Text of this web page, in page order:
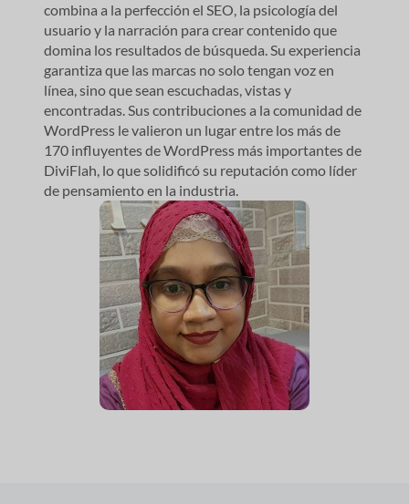
combina a la perfección el SEO, la psicología del
usuario y la narración para crear contenido que
domina los resultados de búsqueda. Su experiencia
garantiza que las marcas no solo tengan voz en
línea, sino que sean escuchadas, vistas y
encontradas. Sus contribuciones a la comunidad de
WordPress le valieron un lugar entre los más de
170 influyentes de WordPress más importantes de
DiviFlah, lo que solidificó su reputación como líder
de pensamiento en la industria.